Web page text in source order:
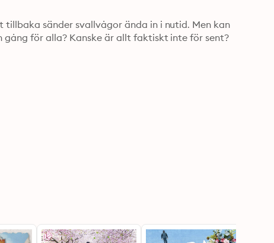
sänder svallvågor ända in i nutid. Men kan
för alla? Kanske är allt faktiskt inte för sent?